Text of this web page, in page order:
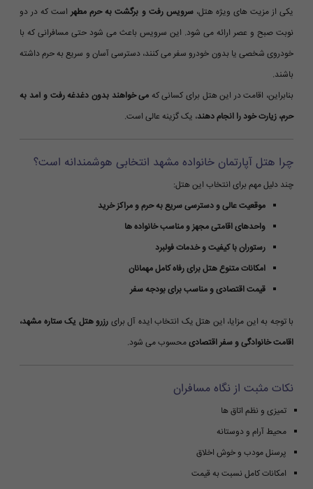
یکی از مزیت های ویژه هتل،سرویس رفت و برگشت به حرم مطهراست که در دو
نوبت صبح و عصر ارائه می شود. این سرویس باعث می شود حتی مسافرانی که با
خودروی شخصی یا بدون خودرو سفر می کنند، دسترسی آسان و سریع به حرم داشته
باشند.
بنابراین، اقامت در این هتل برای کسانی که می خواهند بدون دغدغه رفت و آمد به
حرم، زیارت خود را انجام دهند، یک گزینه عالی است.
چرا هتل آپارتمان خانواده مشهد انتخابی هوشمندانه است؟
چند دلیل مهم برای انتخاب این هتل:
موقعیت عالی و دسترسی سریع به حرم و مراکز خرید
واحدهای اقامتی مجهز و مناسب خانواده ها
رستوران با کیفیت و خدمات فولبرد
امکانات متنوع هتل برای رفاه کامل مهمانان
قیمت اقتصادی و مناسب برای بودجه سفر
با توجه به این مزایا، این هتل یک انتخاب ایده آل برای رزرو هتل یک ستاره مشهد،
اقامت خانوادگی و سفر اقتصادیمحسوب می شود.
نکات مثبت از نگاه مسافران
تمیزی و نظم اتاق ها
محیط آرام و دوستانه
پرسنل مودب و خوش اخلاق
امکانات کامل نسبت به قیمت